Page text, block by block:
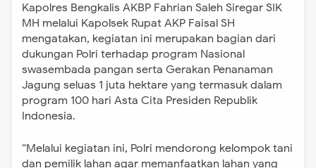
Kapolres Bengkalis AKBP Fahrian Saleh Siregar SIK
MH melalui Kapolsek Rupat AKP Faisal SH
mengatakan, kegiatan ini merupakan bagian dari
dukungan Polri terhadap program Nasional
swasembada pangan serta Gerakan Penanaman
Jagung seluas 1 juta hektare yang termasuk dalam
program 100 hari Asta Cita Presiden Republik
Indonesia.
“Melalui kegiatan ini, Polri mendorong kelompok tani
dan pemilik lahan agar memanfaatkan lahan yang